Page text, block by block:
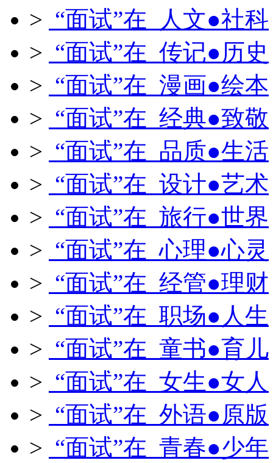
> “面试”在 人文●社科
> “面试”在 传记●历史
> “面试”在 漫画●绘本
> “面试”在 经典●致敬
> “面试”在 品质●生活
> “面试”在 设计●艺术
> “面试”在 旅行●世界
> “面试”在 心理●心灵
> “面试”在 经管●理财
> “面试”在 职场●人生
> “面试”在 童书●育儿
> “面试”在 女生●女人
> “面试”在 外语●原版
> “面试”在 青春●少年